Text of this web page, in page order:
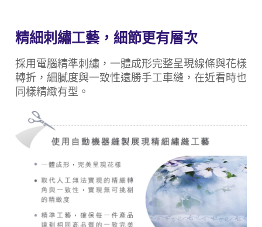
精細刺繡工藝，細節更有層次
採用電腦精準刺繡，一體成形完整呈現線條與花樣
轉折，細膩度與一致性遠勝手工車縫，在近看時也
同樣精緻有型。